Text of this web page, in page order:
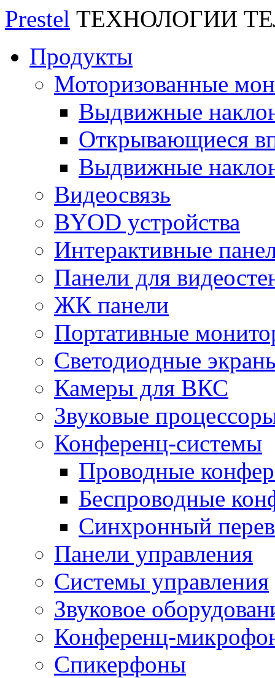
Prestel ТЕХНОЛОГИИ
Продукты
Моторизованные
Выдвижные
Открывающиеся
Выдвижные
Видеосвязь
BYOD устройства
Интерактивные
Панели для
ЖК панели
Портативные
Светодиодные
Камеры для ВКС
Звуковые
Конференц-системы
Проводные
Беспроводные
Синхронный
Панели управления
Системы управления
Звуковое
Конференц-
Спикерфоны